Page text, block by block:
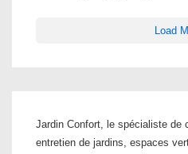
Load
Jardin Confort, le spécialiste de
entretien de jardins, espaces